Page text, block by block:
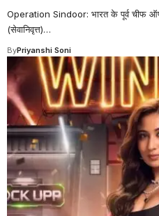
Operation Sindoor: भारत के पूर्व चीफ
(सेवानिवृत्त)…
ByPriyanshi Soni